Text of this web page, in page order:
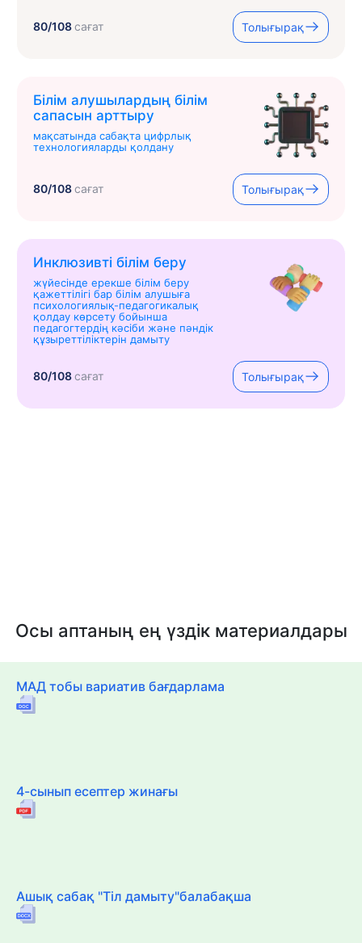
80/108сағат Толығырақ
Білім алушылардың білім
сапасын арттыру
мақсатында сабақта цифрлық
технологияларды қолдану
80/108сағат Толығырақ
Инклюзивті білім беру
жүйесінде ерекше білім беру
қажеттілігі бар білім алушыға
психологиялық-педагогикалық
қолдау көрсету бойынша
педагогтердің кәсіби және пәндік
құзыреттіліктерін дамыту
80/108сағат Толығырақ
Осы аптаның ең үздік материалдары
МАД тобы вариатив бағдарлама
4-сынып есептер жинағы
Ашық сабақ "Тіл дамыту"балабақша